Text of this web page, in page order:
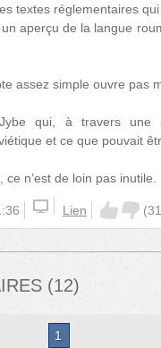
textes réglementaires
aperçu de la langue
assez simple ouvre pas
qui, à travers une
et ce que pouvait
n’est de loin pas inutile.
Lien (31
(12)
1